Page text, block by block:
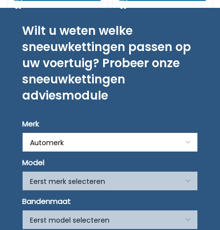
Wilt u weten welke
sneeuwkettingen passen op
uw voertuig? Probeer onze
sneeuwkettingen
adviesmodule
Merk
Model
Bandenmaat